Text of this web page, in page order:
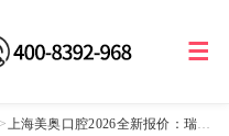
>上海美奥口腔2026全新报价：瑞典